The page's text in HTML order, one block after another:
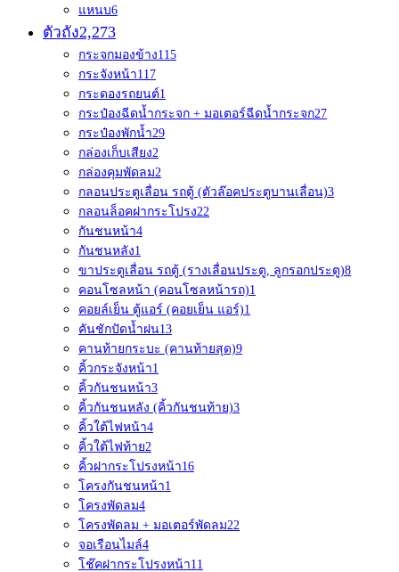
แหนบ6
ตัวถัง2,273
กระจกมองข้าง115
กระจังหน้า117
กระดองรถยนต์1
กระป๋องฉีดน้ำกระจก + มอเตอร์ฉีดน้ำกระจก27
กระป๋องพักน้ำ29
กล่องเก็บเสียง2
กล่องคุมพัดลม2
กลอนประตูเลื่อน รถตู้ (ตัวล๊อคประตูบานเลื่อน)3
กลอนล็อคฝากระโปรง22
กันชนหน้า4
กันชนหลัง1
ขาประตูเลื่อน รถตู้ (รางเลื่อนประตู, ลูกรอกประตู)8
คอนโซลหน้า (คอนโซลหน้ารถ)1
คอยล์เย็น ตู้แอร์ (คอยเย็น แอร์)1
คันชักปัดน้ำฝน13
คานท้ายกระบะ (คานท้ายสุด)9
คิ้วกระจังหน้า1
คิ้วกันชนหน้า3
คิ้วกันชนหลัง (คิ้วกันชนท้าย)3
คิ้วใต้ไฟหน้า4
คิ้วใต้ไฟท้าย2
คิ้วฝากระโปรงหน้า16
โครงกันชนหน้า1
โครงพัดลม4
โครงพัดลม + มอเตอร์พัดลม22
จอเรือนไมล์4
โช๊คฝากระโปรงหน้า11